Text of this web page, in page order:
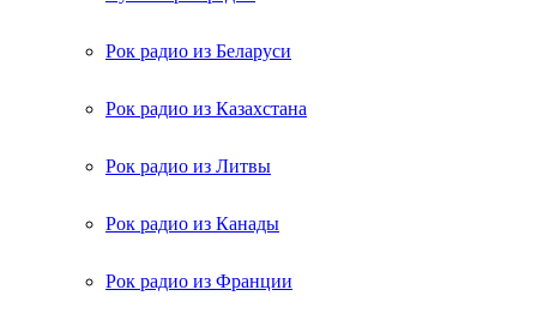
Рок радио из Беларуси
Рок радио из Казахстана
Рок радио из Литвы
Рок радио из Канады
Рок радио из Франции